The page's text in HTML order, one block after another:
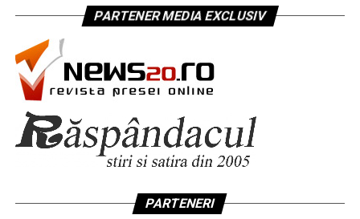
PARTENER MEDIA EXCLUSIV
PARTENERI